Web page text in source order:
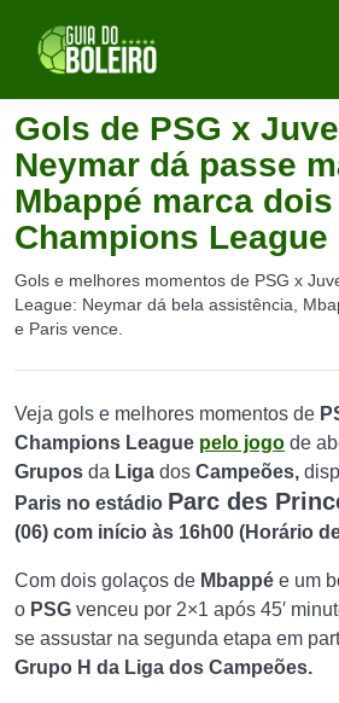
Gols de PSG x
Neymar dá passe
Mbappé marca
Champions League
Gols e melhores momentos de PSG x
League: Neymar dá bela assistência,
e Paris vence.
Veja gols e melhores momentos de
Champions League pelo jogo de
Grupos da Liga dos Campeões,
Paris no estádio Parc des
(06) com início às 16h00 (Horário
Com dois golaços de Mbappé e um
o PSG venceu por 2×1 após 45′
se assustar na segunda etapa em
Grupo H da Liga dos Campeões.